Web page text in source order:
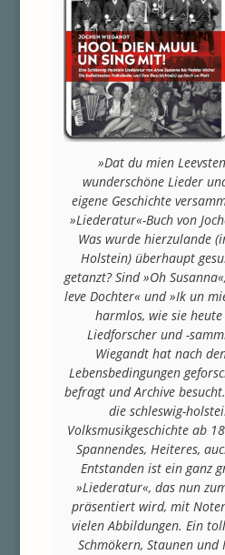
»Dat du mien
wunderschöne Lieder
eigene Geschichte
»Liederatur«-Buch von
Was wurde hierzulande
Holstein) überhaupt
getanzt? Sind »Oh
leve Dochter« und »Ik un
harmlos, wie sie
Liedforscher und -
Wiegandt hat nach
Lebensbedingungen
befragt und Archive
die schleswig-
Volksmusikgeschichte ab
Spannendes, Heiteres,
Entstanden ist ein ganz
»Liederatur«, das nun
präsentiert wird, mit
vielen Abbildungen. Ein
Schmökern, Staunen und